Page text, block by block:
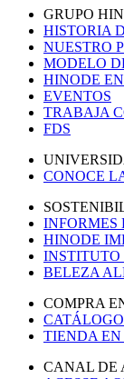
GRUPO
HISTORIA
NUESTRO
MODELO
HINODE
EVENTOS
TRABAJA
FDS
CONOCE
INFORMES
HINODE
INSTITUTO
BELEZA
COMPRA
TIENDA
CANAL DE